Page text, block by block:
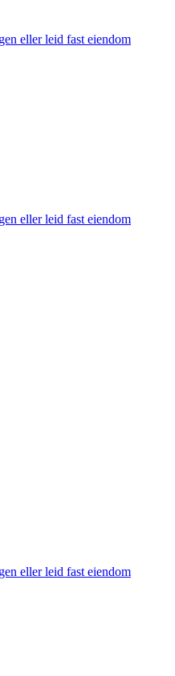
eller leid fast eiendom
eller leid fast eiendom
eller leid fast eiendom